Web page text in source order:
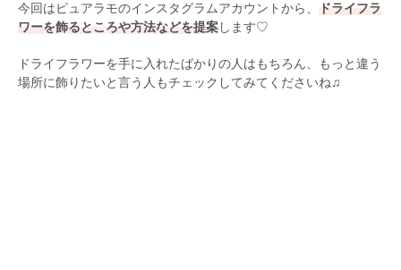
今回はピュアラモのインスタグラムアカウントから、
ドライフラ
ワーを飾るところや方法などを提案します♡
ドライフラワーを手に入れたばかりの人はもちろん、もっと違う
場所に飾りたいと言う人もチェックしてみてくださいね♫